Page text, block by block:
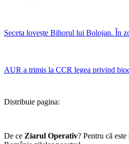
Seceta lovește Bihorul lui Bolojan. În
AUR a trimis la CCR legea privind
Distribuie pagina:
De ce Ziarul Operativ? Pentru că